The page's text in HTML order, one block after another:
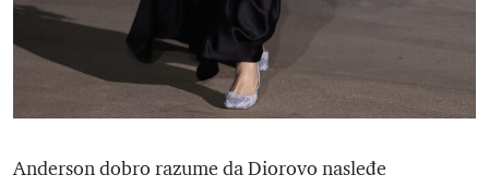
Anderson dobro razume da Diorovo nasleđe